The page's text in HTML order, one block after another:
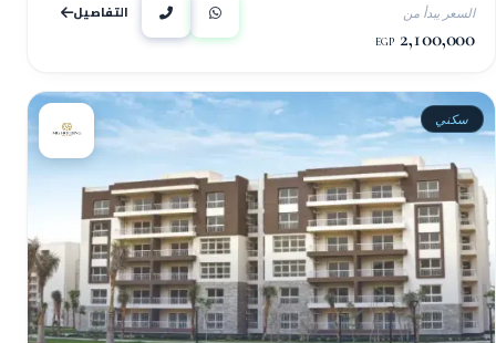
السعر يبدأ من
2,100,000
EGP
التفاصيل
سكني